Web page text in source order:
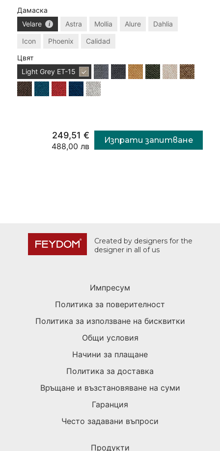
Дамаска
Velare
Astra Mollia Alure Dahlia
Icon Phoenix
Calidad
Цвят
Light Grey ET-15
249,51 €
488,00 лв
Изпрати запитване
Created by designers for the
designer in all of us
Импресум
Политика за поверителност
Политика за използване на бисквитки
Общи условия
Начини за плащане
Политика за доставка
Връщане и възстановяване на суми
Гаранция
Често задавани въпроси
Продукти